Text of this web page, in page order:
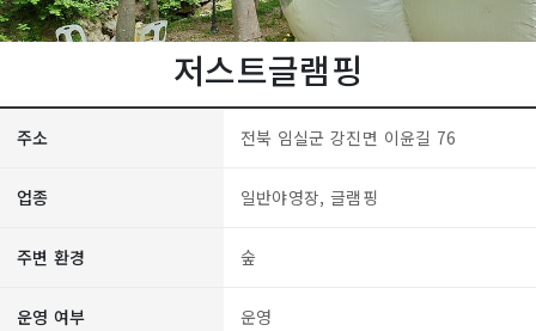
저스트글램핑
주소 전북 임실군 강진면 이윤길 76
업종 일반야영장, 글램핑
주변 환경 숲
운영 여부 운영